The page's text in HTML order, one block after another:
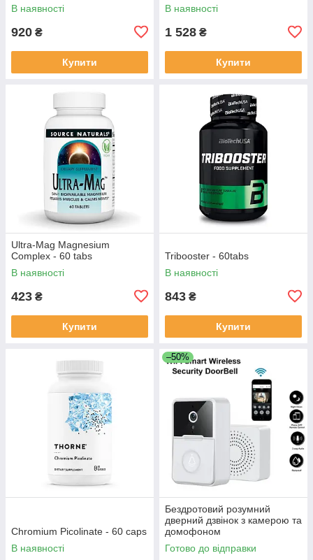
В наявності
920 ₴
Купити
В наявності
1 528 ₴
Купити
Ultra-Mag Magnesium
Complex - 60 tabs
В наявності
423 ₴
Купити
Tribooster - 60tabs
В наявності
843 ₴
Купити
Chromium Picolinate - 60 caps
В наявності
–50%
Бездротовий розумний
дверний дзвінок з камерою та
домофоном
водонепроникний DF-37
Готово до відправки